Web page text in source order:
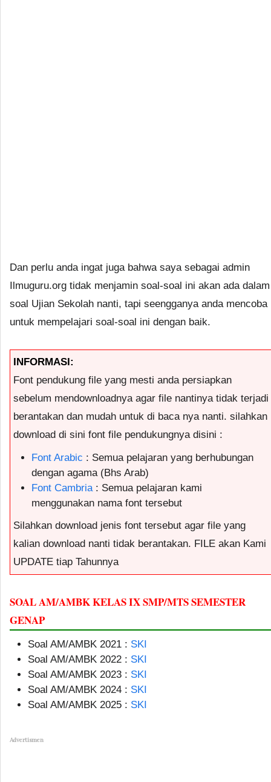
Dan perlu anda ingat juga bahwa saya sebagai admin
Ilmuguru.org tidak menjamin soal-soal ini akan ada dalam
soal Ujian Sekolah nanti, tapi seengganya anda mencoba
untuk mempelajari soal-soal ini dengan baik.
INFORMASI:
Font pendukung file yang mesti anda persiapkan
sebelum mendownloadnya agar file nantinya tidak terjadi
berantakan dan mudah untuk di baca nya nanti. silahkan
download di sini font file pendukungnya disini :
Font Arabic : Semua pelajaran yang berhubungan
dengan agama (Bhs Arab)
Font Cambria: Semua pelajaran kami
menggunakan nama font tersebut
Silahkan download jenis font tersebut agar file yang
kalian download nanti tidak berantakan. FILE akan Kami
UPDATE tiap Tahunnya
SOAL AM/AMBK KELAS IX SMP/MTS SEMESTER
GENAP
Soal AM/AMBK 2021 : SKI
Soal AM/AMBK 2022 : SKI
Soal AM/AMBK 2023 : SKI
Soal AM/AMBK 2024 : SKI
Soal AM/AMBK 2025 : SKI
Advertismen